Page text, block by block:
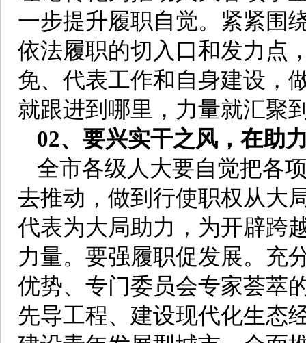
一步提升履职自觉。紧紧围
依法履职的切入口和发力点
免、代表工作和自身建设，
就跟进到哪里，力量就汇聚
02、要兴实干之风，在助
全市各级人大要自觉把各
去推动，做到行使职权从大
代表为大局助力，为开辟跨
力量。要强履职促发展。充
优势、专门委员会专家荟萃
先导工程、建设现代化生态